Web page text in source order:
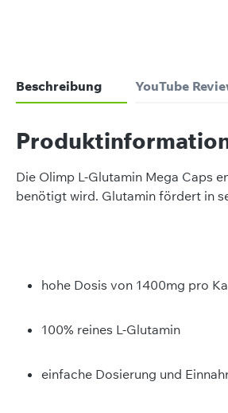
Beschreibung YouTube
Die Olimp L-Glutamin Mega Caps
benötigt wird. Glutamin fördert in
hohe Dosis von 1400mg pro
100% reines L-Glutamin
einfache Dosierung und